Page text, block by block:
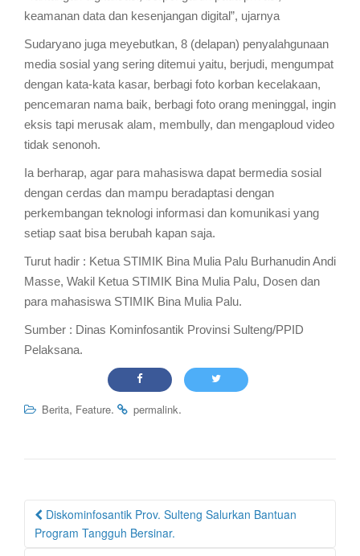
keamanan data dan kesenjangan digital”, ujarnya
Sudaryano juga meyebutkan, 8 (delapan) penyalahgunaan
media sosial yang sering ditemui yaitu, berjudi, mengumpat
dengan kata-kata kasar, berbagi foto korban kecelakaan,
pencemaran nama baik, berbagi foto orang meninggal, ingin
eksis tapi merusak alam, membully, dan mengaploud video
tidak senonoh.
Ia berharap, agar para mahasiswa dapat bermedia sosial
dengan cerdas dan mampu beradaptasi dengan
perkembangan teknologi informasi dan komunikasi yang
setiap saat bisa berubah kapan saja.
Turut hadir : Ketua STIMIK Bina Mulia Palu Burhanudin Andi
Masse, Wakil Ketua STIMIK Bina Mulia Palu, Dosen dan
para mahasiswa STIMIK Bina Mulia Palu.
Sumber : Dinas Kominfosantik Provinsi Sulteng/PPID
Pelaksana.
Berita, Feature. permalink.
Post
navigation
Diskominfosantik Prov. Sulteng Salurkan Bantuan
Program Tangguh Bersinar.